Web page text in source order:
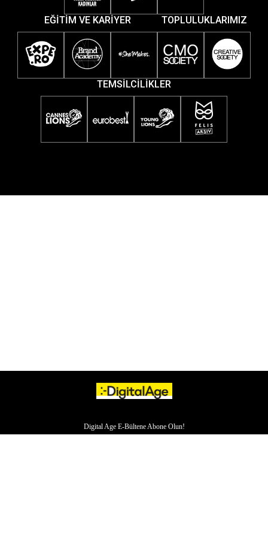
EĞİTİM VE KARİYER TOPLULUKLARIMIZ
TEMSİLCİLİKLER
Digital Age E-Bültene Abone Olun!